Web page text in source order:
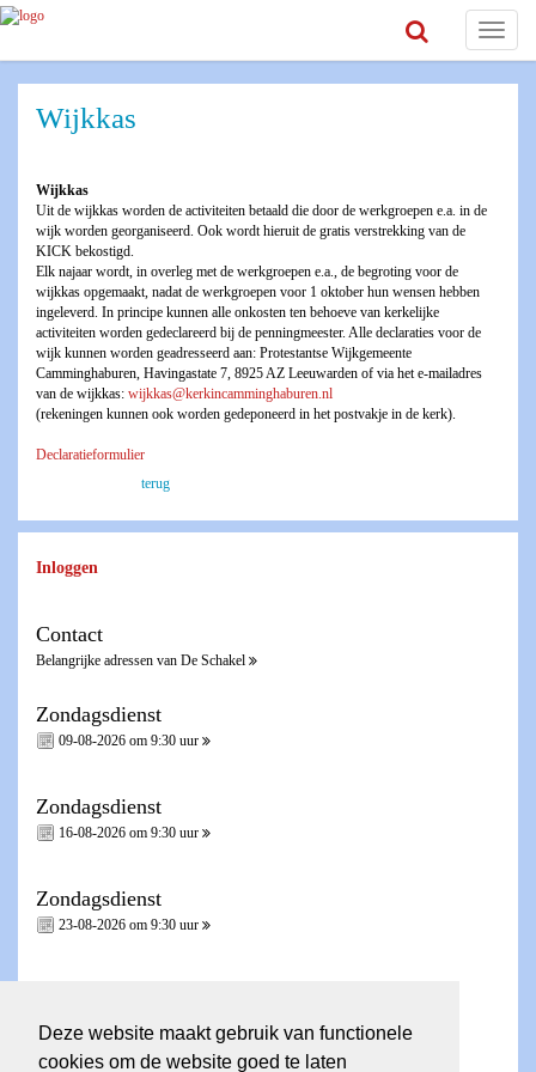
Deze website maakt gebruik van functionele
cookies om de website goed te laten
Toggle
Wijkkas
Wijkkas
Uit de wijkkas worden de activiteiten betaald die door de werkgroepen e.a. in de
wijk worden georganiseerd. Ook wordt hieruit de gratis verstrekking van de
KICK bekostigd.
Elk najaar wordt, in overleg met de werkgroepen e.a., de begroting voor de
wijkkas opgemaakt, nadat de werkgroepen voor 1 oktober hun wensen hebben
ingeleverd. In principe kunnen alle onkosten ten behoeve van kerkelijke
activiteiten worden gedeclareerd bij de penningmeester. Alle declaraties voor de
wijk kunnen worden geadresseerd aan: Protestantse Wijkgemeente
Camminghaburen, Havingastate 7, 8925 AZ Leeuwarden of via het e-mailadres
van de wijkkas: wijkkas@kerkincamminghaburen.nl
(rekeningen kunnen ook worden gedeponeerd in het postvakje in de kerk).
Declaratieformulier
terug
Inloggen
Contact
Belangrijke adressen van De Schakel
Zondagsdienst
09-08-2026 om 9:30 uur
Zondagsdienst
16-08-2026 om 9:30 uur
Zondagsdienst
23-08-2026 om 9:30 uur